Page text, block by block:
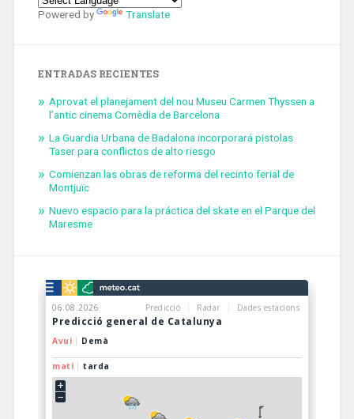
Powered by Translate
ENTRADAS RECIENTES
Aprovat el planejament del nou Museu Carmen Thyssen a
l’antic cinema Comèdia de Barcelona
La Guardia Urbana de Badalona incorporará pistolas
Taser para conflictos de alto riesgo
Comienzan las obras de reforma del recinto ferial de
Montjuïc
Nuevo espacio para la práctica del skate en el Parque del
Maresme